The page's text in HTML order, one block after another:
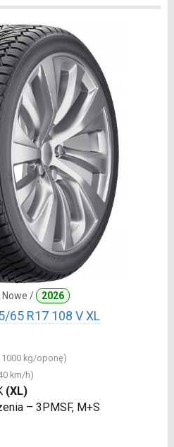
Nowe / 2026
65 R17 108 V XL
1000 kg/oponę)
km/h)
(XL)
– 3PMSF, M+S